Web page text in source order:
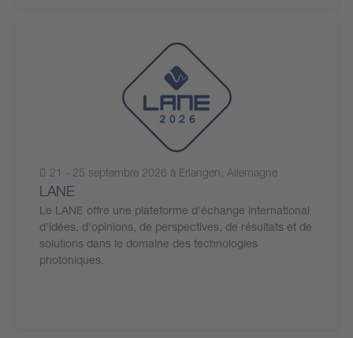
21 - 25 septembre 2026 à Erlangen, Allemagne
LANE
Le LANE offre une plateforme d'échange international
d'idées, d'opinions, de perspectives, de résultats et de
solutions dans le domaine des technologies
photoniques.